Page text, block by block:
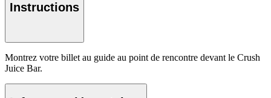
Instructions
Montrez votre billet au guide au point de rencontre devant le Crush
Juice Bar.